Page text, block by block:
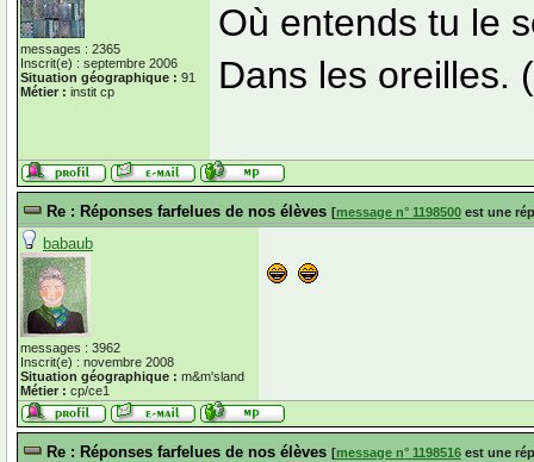
messages : 2365
Inscrit(e) : septembre 2006
Situation géographique : 91
Métier : instit cp
Où entends tu le
Dans les oreilles.
Re : Réponses farfelues de nos élèves [message n° 1198500 est une
babaub
messages : 3962
Inscrit(e) : novembre 2008
Situation géographique : m&m'sland
Métier : cp/ce1
Re : Réponses farfelues de nos élèves [message n° 1198516 est une